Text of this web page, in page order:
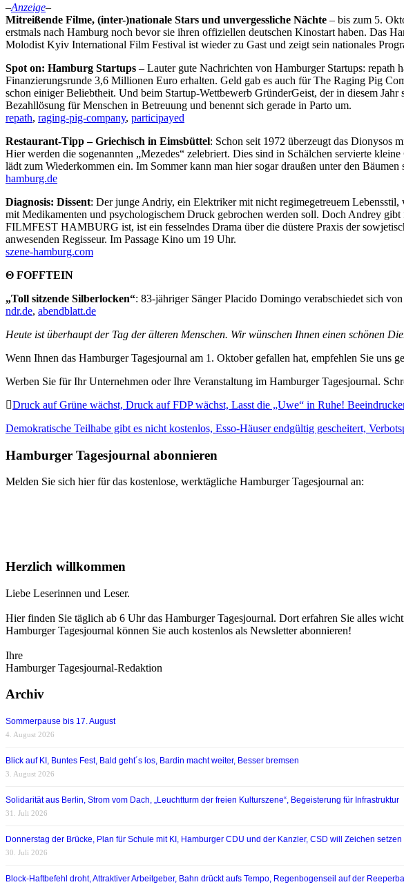
–Anzeige–
Mitreißende Filme, (inter-)nationale Stars und unvergessliche Nächte – bis zum 5.
erstmals nach Hamburg noch bevor sie ihren offiziellen deutschen Kinostart haben. Das
Molodist Kyiv International Film Festival ist wieder zu Gast und zeigt sein nationales
Spot on: Hamburg Startups – Lauter gute Nachrichten von Hamburger Startups:
Finanzierungsrunde 3,6 Millionen Euro erhalten. Geld gab es auch für The Raging Pig
schon einiger Beliebtheit. Und beim Startup-Wettbewerb GründerGeist, der in diesem
Bezahllösung für Menschen in Betreuung und benennt sich gerade in Parto um.
repath, raging-pig-company, participayed
Restaurant-Tipp – Griechisch in Eimsbüttel: Schon seit 1972 überzeugt das Dionysos
Hier werden die sogenannten „Mezedes“ zelebriert. Dies sind in Schälchen servierte
lädt zum Wiederkommen ein. Im Sommer kann man hier sogar draußen unter den Bäumen
hamburg.de
Diagnosis: Dissent: Der junge Andriy, ein Elektriker mit nicht regimegetreuem
mit Medikamenten und psychologischem Druck gebrochen werden soll. Doch Andrey
FILMFEST HAMBURG ist, ist ein fesselndes Drama über die düstere Praxis der
anwesenden Regisseur. Im Passage Kino um 19 Uhr.
szene-hamburg.com
Θ FOFFTEIN
„Toll sitzende Silberlocken“: 83-jähriger Sänger Placido Domingo verabschiedet sich
ndr.de, abendblatt.de
Heute ist überhaupt der Tag der älteren Menschen. Wir wünschen Ihnen einen schönen
Wenn Ihnen das Hamburger Tagesjournal am 1. Oktober gefallen hat, empfehlen Sie uns
Werben Sie für Ihr Unternehmen oder Ihre Veranstaltung im Hamburger Tagesjournal.
Druck auf Grüne wächst, Druck auf FDP wächst, Lasst die „Uwe“ in Ruhe!
Demokratische Teilhabe gibt es nicht kostenlos, Esso-Häuser endgültig gescheitert,
Hamburger Tagesjournal abonnieren
Melden Sie sich hier für das kostenlose, werktägliche Hamburger Tagesjournal an:
Herzlich willkommen
Liebe Leserinnen und Leser.
Hier finden Sie täglich ab 6 Uhr das Hamburger Tagesjournal. Dort erfahren Sie alles
Hamburger Tagesjournal können Sie auch kostenlos als Newsletter abonnieren!
Ihre
Hamburger Tagesjournal-Redaktion
Archiv
Sommerpause bis 17. August
4. August 2026
Blick auf KI, Buntes Fest, Bald geht´s los, Bardin macht weiter, Besser bremsen
3. August 2026
Solidarität aus Berlin, Strom vom Dach, „Leuchtturm der freien Kulturszene“, Begeisterung für Infrastruktur
31. Juli 2026
Donnerstag der Brücke, Plan für Schule mit KI, Hamburger CDU und der Kanzler, CSD will Zeichen setzen
30. Juli 2026
Block-Haftbefehl droht, Attraktiver Arbeitgeber, Bahn drückt aufs Tempo, Regenbogenseil auf der